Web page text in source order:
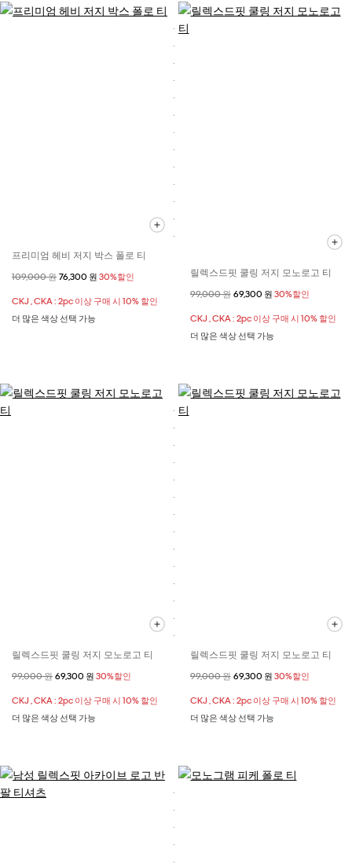
프리미엄 헤비 저지 박스 폴로 티
할인 전 가격
109,000 원 할인된 가격
76,300 원 30%할인
CKJ , CKA : 2pc 이상 구매 시 10% 할인
더 많은 색상 선택 가능
릴렉스드핏 쿨링 저지 모노로고 티
할인 전 가격
99,000 원할인된 가격
69,300 원 30%할인
CKJ , CKA : 2pc 이상 구매 시 10% 할인
더 많은 색상 선택 가능
릴렉스드핏 쿨링 저지 모노로고 티
할인 전 가격
99,000 원 할인된 가격
69,300 원 30%할인
CKJ , CKA : 2pc 이상 구매 시 10% 할인
더 많은 색상 선택 가능
릴렉스드핏 쿨링 저지 모노로고 티
할인 전 가격
99,000 원할인된 가격
69,300 원 30%할인
CKJ , CKA : 2pc 이상 구매 시 10% 할인
더 많은 색상 선택 가능